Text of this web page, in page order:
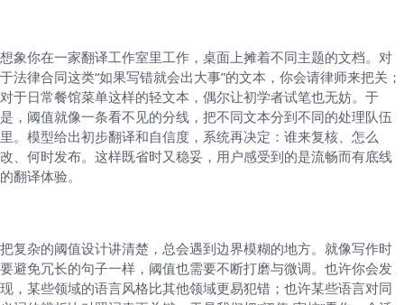
想象你在一家翻译工作室里工作，桌面上摊着不同主题的文档。对
于法律合同这类“如果写错就会出大事”的文本，你会请律师来把关；
对于日常餐馆菜单这样的轻文本，偶尔让初学者试笔也无妨。于
是，阈值就像一条看不见的分线，把不同文本分到不同的处理队伍
里。模型给出初步翻译和自信度，系统再决定：谁来复核、怎么
改、何时发布。这样既省时又稳妥，用户感受到的是流畅而有底线
的翻译体验。
把复杂的阈值设计讲清楚，总会遇到边界模糊的地方。就像写作时
要避免冗长的句子一样，阈值也需要不断打磨与微调。也许你会发
现，某些领域的语言风格比其他领域更易犯错；也许某些语言对同